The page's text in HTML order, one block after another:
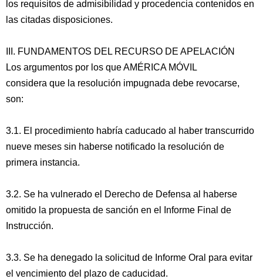
los requisitos de admisibilidad y procedencia contenidos en
las citadas disposiciones.
III. FUNDAMENTOS DEL RECURSO DE APELACIÓN
Los argumentos por los que AMÉRICA MÓVIL
considera que la resolución impugnada debe revocarse,
son:
3.1. El procedimiento habría caducado al haber transcurrido
nueve meses sin haberse notificado la resolución de
primera instancia.
3.2. Se ha vulnerado el Derecho de Defensa al haberse
omitido la propuesta de sanción en el Informe Final de
Instrucción.
3.3. Se ha denegado la solicitud de Informe Oral para evitar
el vencimiento del plazo de caducidad.